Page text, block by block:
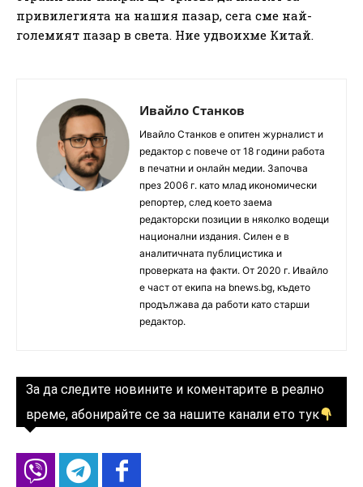
привилегията на нашия пазар, сега сме най-
големият пазар в света. Ние удвоихме Китай.
Ивайло Станков
Ивайло Станков е опитен журналист и
редактор с повече от 18 години работа
в печатни и онлайн медии. Започва
през 2006 г. като млад икономически
репортер, след което заема
редакторски позиции в няколко водещи
национални издания. Силен е в
аналитичната публицистика и
проверката на факти. От 2020 г. Ивайло
е част от екипа на bnews.bg, където
продължава да работи като старши
редактор.
За да следите новините и коментарите в реално
време, абонирайте се за нашите канали ето тук